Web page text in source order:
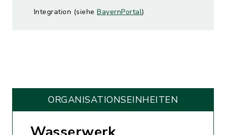
Integration (siehe BayernPortal)
ORGANISATIONS­EINHEITEN